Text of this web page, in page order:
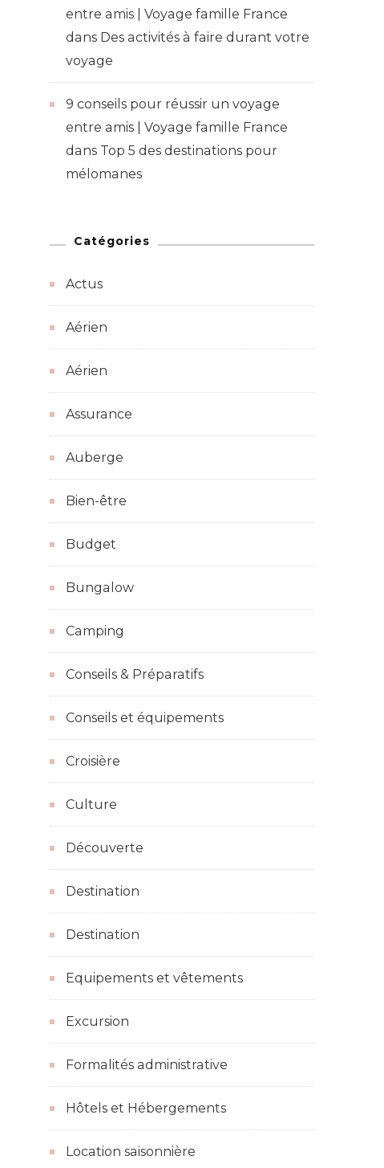
entre amis | Voyage famille France
dans Des activités à faire durant votre
voyage
9 conseils pour réussir un voyage
entre amis | Voyage famille France
dans Top 5 des destinations pour
mélomanes
Catégories
Actus
Aérien
Aérien
Assurance
Auberge
Bien-être
Budget
Bungalow
Camping
Conseils & Préparatifs
Conseils et équipements
Croisière
Culture
Découverte
Destination
Destination
Equipements et vêtements
Excursion
Formalités administrative
Hôtels et Hébergements
Location saisonnière